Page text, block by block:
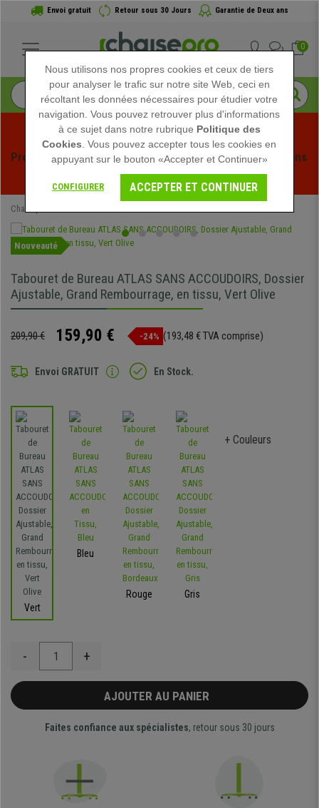
Envoi gratuit Retour sous 30 Jours Garantie de Deux ans
0
Profitez des soldes d'été chez Chaisepro ! Des réductions
exclusives pour une durée limitée - Voir l'offre
Chaisepro
Nouveauté
Tabouret de Bureau ATLAS SANS ACCOUDOIRS, Dossier
Ajustable, Grand Rembourrage, en tissu, Vert Olive
209,90 € 159,90 € -24% (193,48 € TVA comprise)
Envoi GRATUIT En Stock.
Vert
Bleu
Rouge Gris
+ Couleurs
- +
AJOUTER AU PANIER
Faites confiance aux spécialistes, retour sous 30 jours
Nous utilisons nos propres cookies et ceux de tiers
pour analyser le trafic sur notre site Web, ceci en
récoltant les données nécessaires pour étudier votre
navigation. Vous pouvez retrouver plus d'informations
à ce sujet dans notre rubrique Politique des
Cookies . Vous pouvez accepter tous les cookies en
appuyant sur le bouton «Accepter et Continuer»
CONFIGURER ACCEPTER ET CONTINUER